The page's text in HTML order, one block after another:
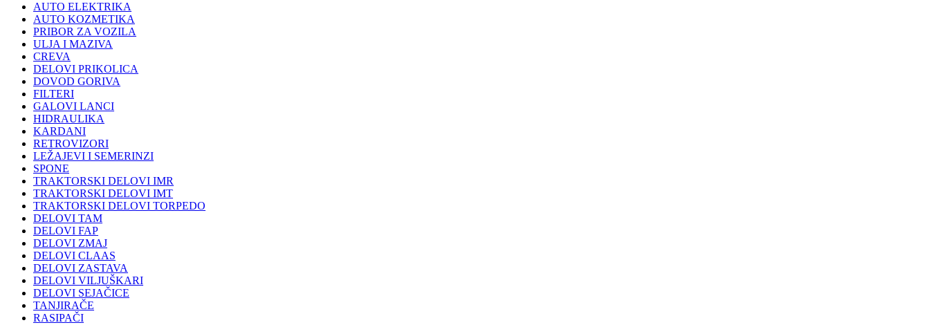
AUTO ELEKTRIKA
AUTO KOZMETIKA
PRIBOR ZA VOZILA
ULJA I MAZIVA
CREVA
DELOVI PRIKOLICA
DOVOD GORIVA
FILTERI
GALOVI LANCI
HIDRAULIKA
KARDANI
RETROVIZORI
LEŽAJEVI I SEMERINZI
SPONE
TRAKTORSKI DELOVI IMR
TRAKTORSKI DELOVI IMT
TRAKTORSKI DELOVI TORPEDO
DELOVI TAM
DELOVI FAP
DELOVI ZMAJ
DELOVI CLAAS
DELOVI ZASTAVA
DELOVI VILJUŠKARI
DELOVI SEJAČICE
TANJIRAČE
RASIPAČI